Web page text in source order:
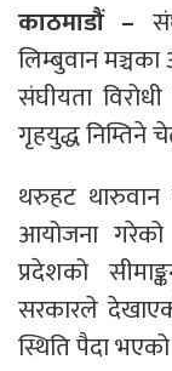
काठमाडौं –
लिम्बुवान
संघीयता
गृहयुद्ध निम्तिने
थरुहट थारुवान
आयोजना
प्रदेशको
सरकारले
स्थिति पैदा